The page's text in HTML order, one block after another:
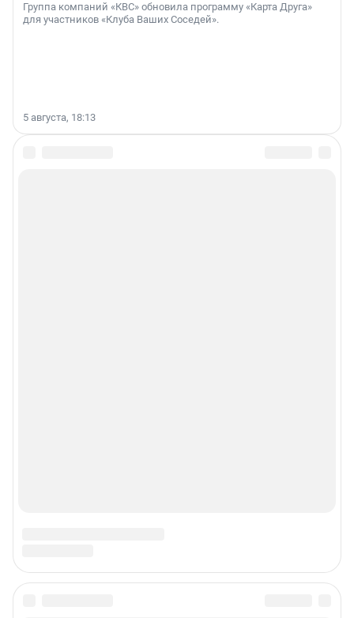
Группа компаний «КВС» обновила программу «Карта Друга»
для участников «Клуба Ваших Соседей».
5 августа, 18:13